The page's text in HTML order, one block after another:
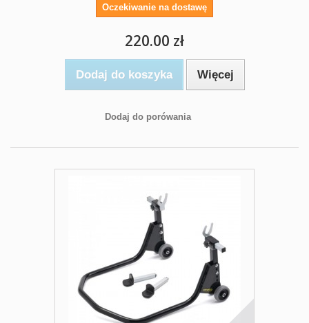
Oczekiwanie na dostawę
220.00 zł
Dodaj do koszyka Więcej
Dodaj do porówania